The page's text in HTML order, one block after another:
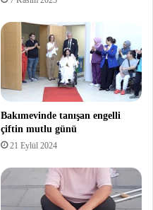
Bakımevinde tanışan engelli
çiftin mutlu günü
21 Eylül 2024